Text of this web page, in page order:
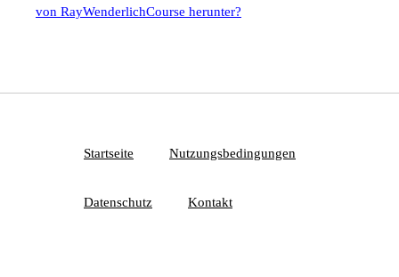
von RayWenderlichCourse herunter?
Startseite Nutzungsbedingungen
Datenschutz Kontakt